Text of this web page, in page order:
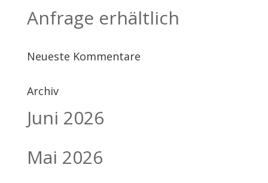
Anfrage erhältlich
Neueste Kommentare
Archiv
Juni 2026
Mai 2026